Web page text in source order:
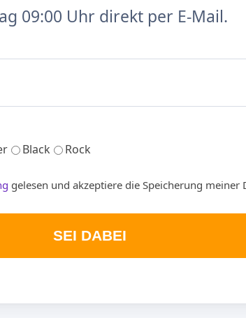
09:00 Uhr direkt per E-Mail.
Black Rock
gelesen und akzeptiere die Speicherung meiner
SEI DABEI